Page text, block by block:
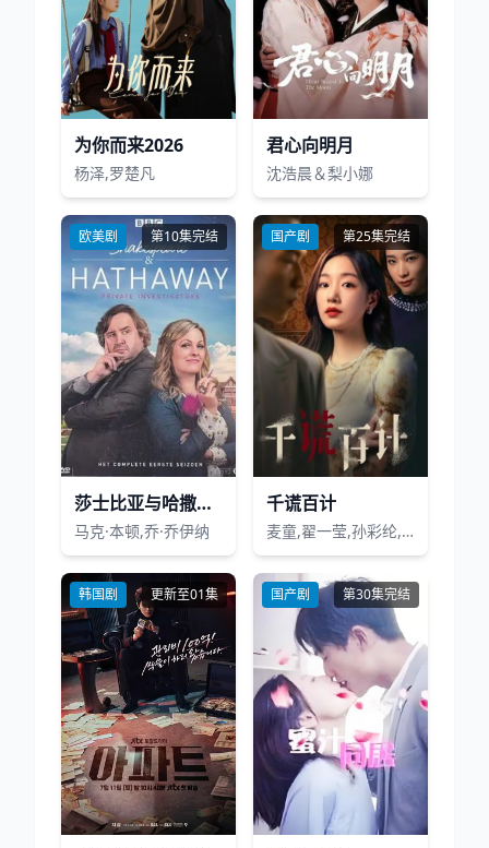
为你而来2026
杨泽,罗楚凡
君心向明月
沈浩晨＆梨小娜
欧美剧 第10集完结
莎士比亚与哈撒韦私人调查员第一季
马克·本顿,乔·乔伊纳
国产剧 第25集完结
千谎百计
麦童,翟一莹,孙彩纶,杨业明,上官嘉璐
韩国剧 更新至01集 国产剧 第30集完结